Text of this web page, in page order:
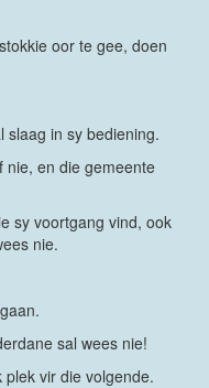
oor te gee, doen
slaag in sy bediening.
nie, en die gemeente
sy voortgang vind, ook
nie.
sal wees nie!
vir die volgende.